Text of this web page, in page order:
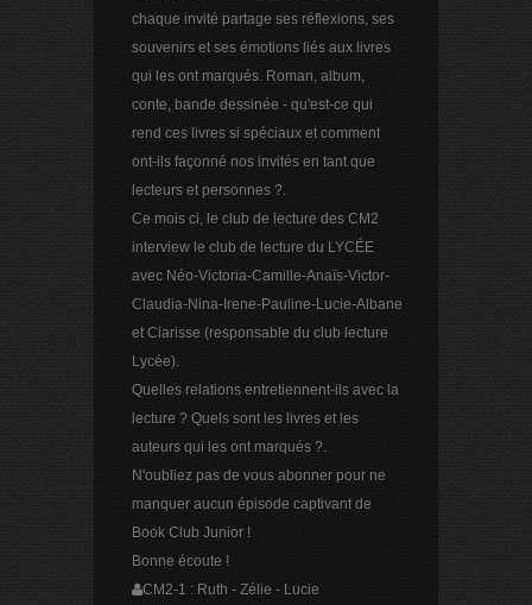
chaque invité partage ses réflexions, ses
souvenirs et ses émotions liés aux livres
qui les ont marqués. Roman, album,
conte, bande dessinée - qu'est-ce qui
rend ces livres si spéciaux et comment
ont-ils façonné nos invités en tant que
lecteurs et personnes ?.
Ce mois ci, le club de lecture des CM2
interview le club de lecture du LYCÉE
avec Néo-Victoria-Camille-Anaïs-Victor-
Claudia-Nina-Irene-Pauline-Lucie-Albane
et Clarisse (responsable du club lecture
Lycée).
Quelles relations entretiennent-ils avec la
lecture ? Quels sont les livres et les
auteurs qui les ont marqués ?.
N'oubliez pas de vous abonner pour ne
manquer aucun épisode captivant de
Book Club Junior !
Bonne écoute !
CM2-1 : Ruth - Zélie - Lucie